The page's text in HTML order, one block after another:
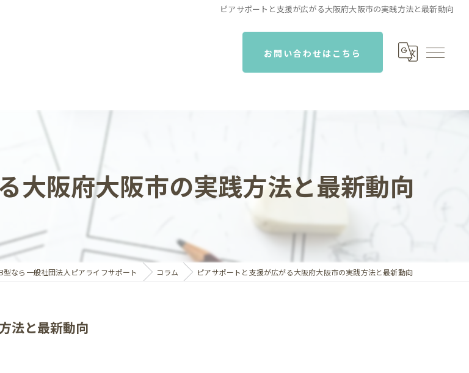
ピアサポートと支援が広がる大阪府大阪市の実践方法と最新動向
お問い合わせはこちら
大阪府大阪市の実践方法と最新動向
型なら一般社団法人ピアライフサポート コラム ピアサポートと支援が広がる大阪府大阪市の実践方法と最新動向
法と最新動向